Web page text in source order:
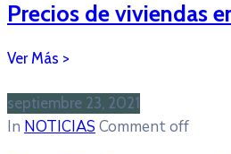
Precios de viviendas
septiembre 23, 2021
In NOTICIAS Comment off